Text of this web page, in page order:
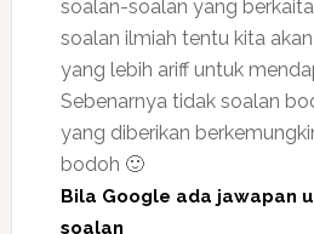
soalan-soalan yang
soalan ilmiah tentu kita
yang lebih ariff untuk
Sebenarnya tidak soalan
yang diberikan
bodoh 🙂
Bila Google ada jawapan
soalan